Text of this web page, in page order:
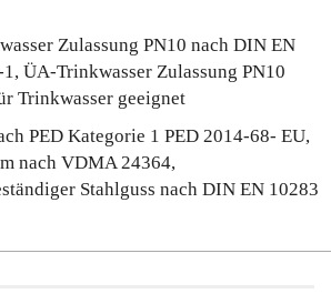
Zulassung PN10 nach DIN EN
ÜA-Trinkwasser Zulassung PN10
Trinkwasser geeignet
PED Kategorie 1 PED 2014-68- EU,
nach VDMA 24364,
Stahlguss nach DIN EN 10283